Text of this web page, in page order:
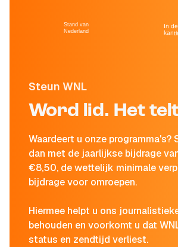
Steun WNL
Word lid. Het
Waardeert u onze programma's?
dan met de jaarlijkse bijdrage
€8,50, de wettelijk minimale
bijdrage voor omroepen.
Hiermee helpt u ons
behouden en voorkomt u dat
status en zendtijd verliest.
Stand van
Nederland
In de